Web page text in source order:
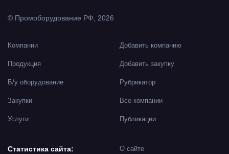
© Промоборудование РФ, 2026
Компании
Продукция
Б/у оборудование
Закупки
Услуги
Добавить компанию
Добавить закупку
Рубрикатор
Все компании
Публикации
О сайте
Статистика сайта: